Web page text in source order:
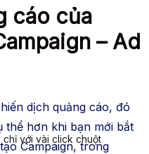
chỉ với vài click chuột
cáo của
– Ad
dịch quảng cáo, đó
thể hơn khi bạn mới bắt
Campaign, trong